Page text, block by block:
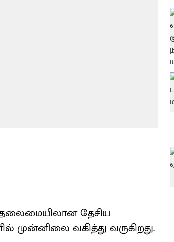
தலைமையிலான தேசிய
முன்னிலை வகித்து வருகிறது.